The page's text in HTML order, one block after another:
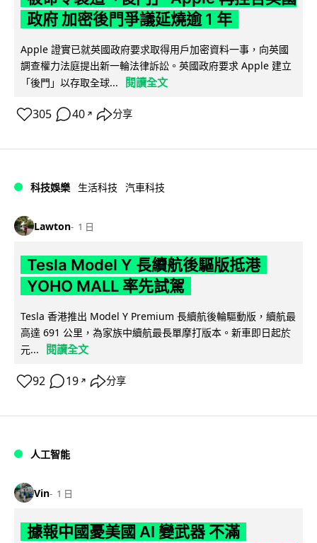
政府 加密後門爭議延燒逾 1 年
Apple 證實已就英國政府要求取得用戶加密資料一事，向英國
調查權力法庭提出新一輪法律訴訟。英國政府要求 Apple 建立
「後門」以存取全球...
閱讀全文
305 40 ↗ 分享
科技娛樂 生活科技 汽車科技
Lawton 1 日
Tesla Model Y 長續航後驅版抵港
YOHO MALL 率先試駕
Tesla 香港推出 Model Y Premium 長續航後輪驅動版，續航最
高達 691 公里，為家族中續航最長單摩打版本。新車即日起於
元...
閱讀全文
92 19 ↗ 分享
人工智能
Vin 1 日
據報中國憂美國 AI 變武器 不滿